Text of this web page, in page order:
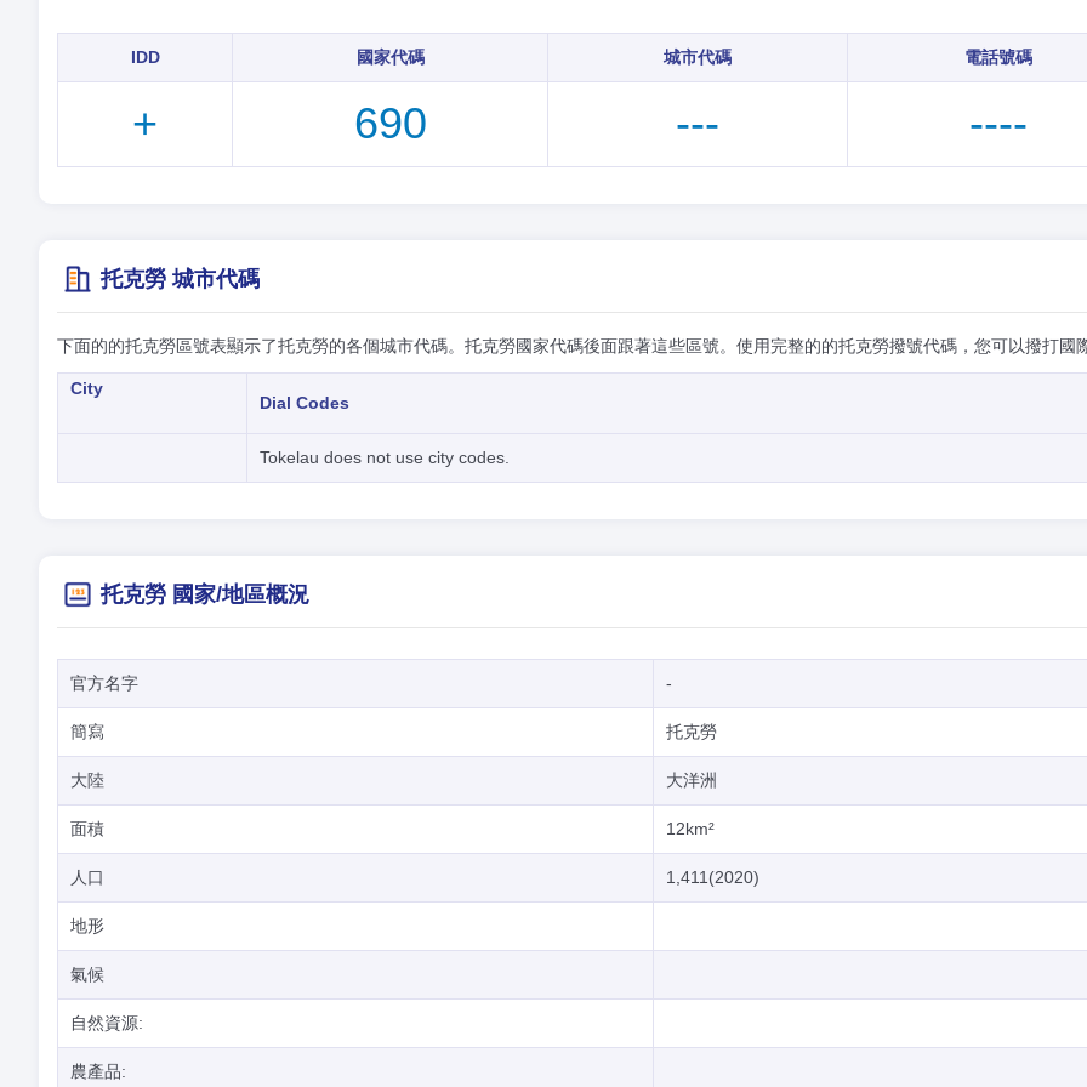
IDD 國家代碼 城市代碼 電話號碼
+ 690 --- ----
托克勞 城市代碼
下面的的托克勞區號表顯示了托克勞的各個城市代碼。托克勞國家代碼後面跟著這些區號。使用完整的的托克勞撥號代碼，您可以撥打國
City
Dial Codes
Tokelau does not use city codes.
托克勞 國家/地區概況
官方名字 -
簡寫 托克勞
大陸 大洋洲
面積 12km²
人口 1,411(2020)
地形
氣候
自然資源:
農產品: